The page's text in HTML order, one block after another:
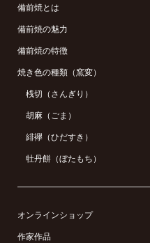
備前焼とは
備前焼の魅力
備前焼の特徴
焼き色の種類（窯変）
桟切（さんぎり）
胡麻（ごま）
緋襷（ひだすき）
牡丹餅（ぼたもち）
オンラインショップ
作家作品